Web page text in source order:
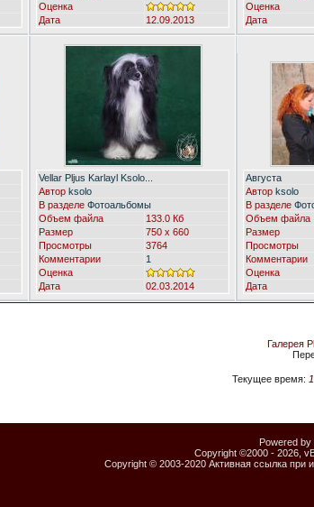
Оценка
Дата
12.09.2013
Оценка
Дата
Vellar Pljus Karlayl Ksolo...
Автор ksolo
В разделе Фотоальбомы
Объем файла
133.0 Кб
Размер
750 x 660
Просмотры
3764
Комментарии
1
Оценка
Дата
02.03.2014
Августа
Автор ksolo
В разделе
Объем файла
Размер
Просмотры
Комментарии
Оценка
Дата
Галерея
Текущее время:
Powered by
Copyright ©2000 - 2026,
Copyright © 2003-2020 Активная ссылка при